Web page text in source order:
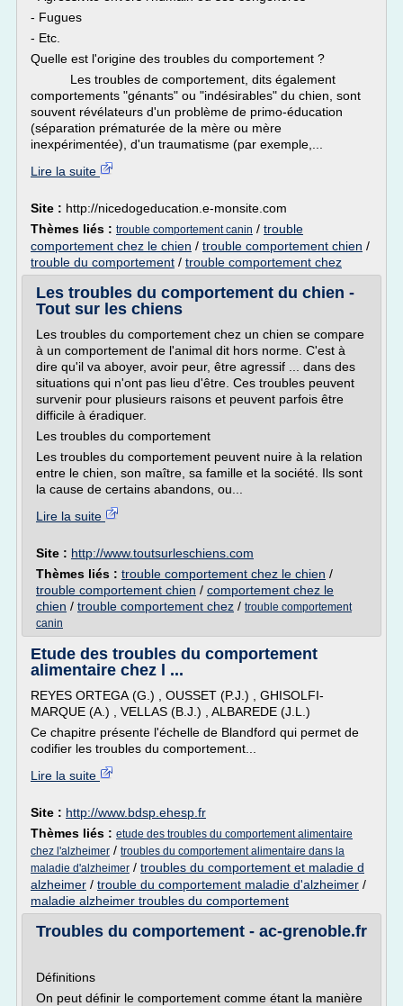
- Fugues
- Etc.
Quelle est l'origine des troubles du comportement ?
Les troubles de comportement, dits également
comportements "génants" ou "indésirables" du chien, sont
souvent révélateurs d'un problème de primo-éducation
(séparation prématurée de la mère ou mère
inexpérimentée), d'un traumatisme (par exemple,...
Lire la suite
Site : http://nicedogeducation.e-monsite.com
Thèmes liés : trouble comportement canin / trouble
comportement chez le chien / trouble comportement chien /
trouble du comportement / trouble comportement chez
Les troubles du comportement du chien -
Tout sur les chiens
Les troubles du comportement chez un chien se compare
à un comportement de l'animal dit hors norme. C'est à
dire qu'il va aboyer, avoir peur, être agressif ... dans des
situations qui n'ont pas lieu d'être. Ces troubles peuvent
survenir pour plusieurs raisons et peuvent parfois être
difficile à éradiquer.
Les troubles du comportement
Les troubles du comportement peuvent nuire à la relation
entre le chien, son maître, sa famille et la société. Ils sont
la cause de certains abandons, ou...
Lire la suite
Site : http://www.toutsurleschiens.com
Thèmes liés : trouble comportement chez le chien /
trouble comportement chien / comportement chez le
chien / trouble comportement chez / trouble comportement
canin
Etude des troubles du comportement
alimentaire chez l ...
REYES ORTEGA (G.) , OUSSET (P.J.) , GHISOLFI-
MARQUE (A.) , VELLAS (B.J.) , ALBAREDE (J.L.)
Ce chapitre présente l'échelle de Blandford qui permet de
codifier les troubles du comportement...
Lire la suite
Site : http://www.bdsp.ehesp.fr
Thèmes liés : etude des troubles du comportement alimentaire
chez l'alzheimer / troubles du comportement alimentaire dans la
maladie d'alzheimer / troubles du comportement et maladie d
alzheimer / trouble du comportement maladie d'alzheimer /
maladie alzheimer troubles du comportement
Troubles du comportement - ac-grenoble.fr
Définitions
On peut définir le comportement comme étant la manière